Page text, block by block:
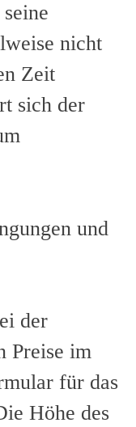
nicht
Zeit
sich der
und
der
Preise im
für das
Höhe des